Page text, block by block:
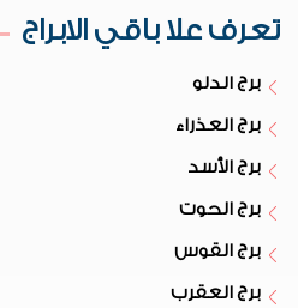
تعرف علا باقي الابراج
برج الدلو
برج العذراء
برج الأسد
برج الحوت
برج القوس
برج العقرب